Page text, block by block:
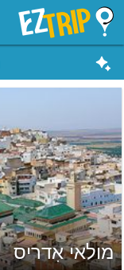
EZTrip
מולאי אִדריס